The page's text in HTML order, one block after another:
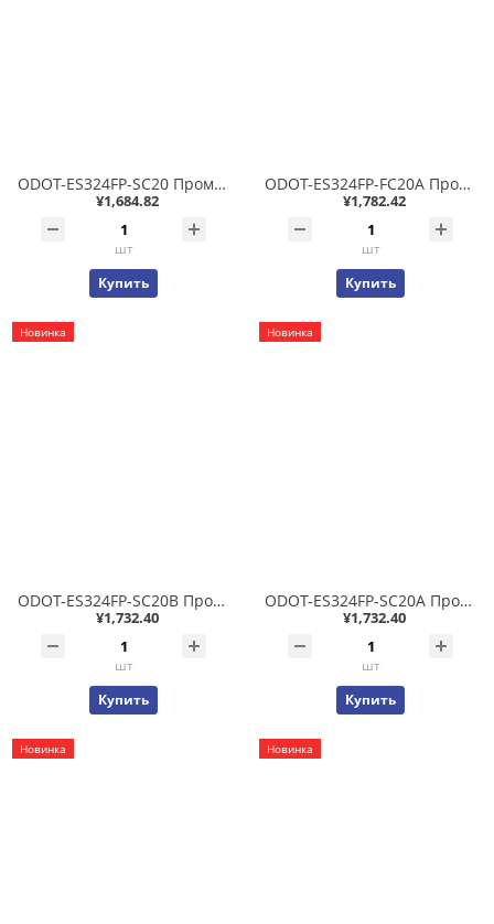
ODOT-ES324FP-SC20 Промышленный неуправляемый коммутатор 4x10/100T PoE 802.3af/at 15/30Вт + 2x100FX SC SM до 20 км, фабрика 3.4Гб/с, IP40 -40..+85С
¥1,684.82
шт
Купить
ODOT-ES324FP-FC20A Промышленный неуправляемый коммутатор 4x10/100T PoE 802.3af/at 15/30Вт + 2x100FX Single Fiber (одноволоконный) FC SM до 20 км WDM(Tx1310/Rx1550), фабрика 3.4Гб/с, IP40 -40..+85С
¥1,782.42
шт
Купить
Новинка
ODOT-ES324FP-SC20B Промышленный неуправляемый коммутатор 4x10/100T PoE 802.3af/at 15/30Вт + 2x100FX Single Fiber (одноволоконный) SC SM до 20 км WDM(Tx1550/Rx1310), фабрика 3.4Гб/с, IP40 -40..+85С
¥1,732.40
шт
Купить
Новинка
ODOT-ES324FP-SC20A Промышленный неуправляемый коммутатор 4x10/100T PoE 802.3af/at 15/30Вт + 2x100FX Single Fiber (одноволоконный) SC SM до 20 км WDM(Tx1310/Rx1550), фабрика 3.4Гб/с, IP40 -40..+85С
¥1,732.40
шт
Купить
Новинка Новинка